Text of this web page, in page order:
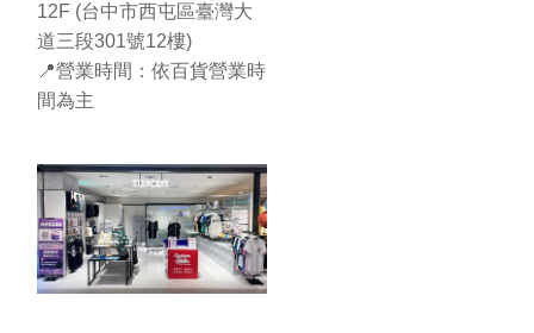
12F (台中市西屯區臺灣大
道三段301號12樓)
📍營業時間：依百貨營業時
間為主